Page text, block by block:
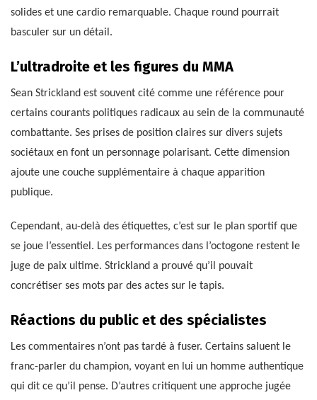
solides et une cardio remarquable. Chaque round pourrait
basculer sur un détail.
L’ultradroite et les figures du MMA
Sean Strickland est souvent cité comme une référence pour
certains courants politiques radicaux au sein de la communauté
combattante. Ses prises de position claires sur divers sujets
sociétaux en font un personnage polarisant. Cette dimension
ajoute une couche supplémentaire à chaque apparition
publique.
Cependant, au-delà des étiquettes, c’est sur le plan sportif que
se joue l’essentiel. Les performances dans l’octogone restent le
juge de paix ultime. Strickland a prouvé qu’il pouvait
concrétiser ses mots par des actes sur le tapis.
Réactions du public et des spécialistes
Les commentaires n’ont pas tardé à fuser. Certains saluent le
franc-parler du champion, voyant en lui un homme authentique
qui dit ce qu’il pense. D’autres critiquent une approche jugée